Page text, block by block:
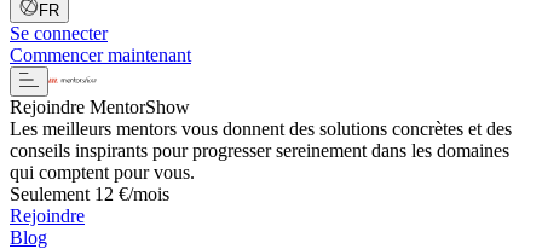
FR
Se connecter
Commencer maintenant
Rejoindre MentorShow
Les meilleurs mentors vous donnent des solutions concrètes et des
conseils inspirants pour progresser sereinement dans les domaines
qui comptent pour vous.
Seulement 12 €/mois
Rejoindre
Blog